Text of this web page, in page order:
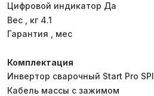
Цифровой индикатор Да
Вес , кг 4.1
Гарантия , мес
Комплектация
Инвертор сварочный Start Pro
Кабель массы с зажимом